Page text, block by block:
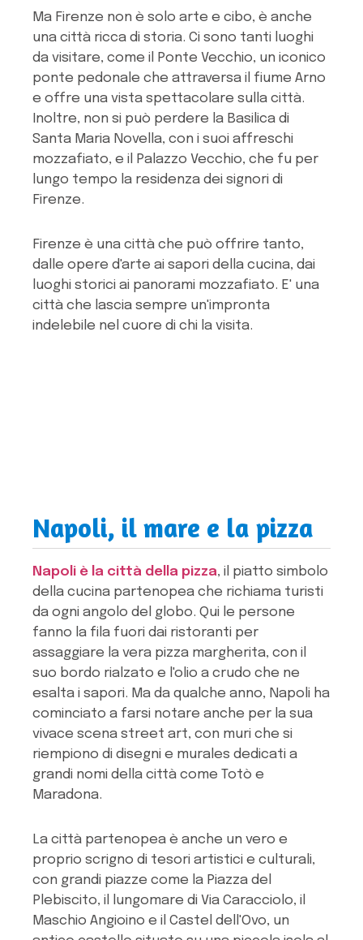
Ma Firenze non è solo arte e cibo, è anche
una città ricca di storia. Ci sono tanti luoghi
da visitare, come il Ponte Vecchio, un iconico
ponte pedonale che attraversa il fiume Arno
e offre una vista spettacolare sulla città.
Inoltre, non si può perdere la Basilica di
Santa Maria Novella, con i suoi affreschi
mozzafiato, e il Palazzo Vecchio, che fu per
lungo tempo la residenza dei signori di
Firenze.
Firenze è una città che può offrire tanto,
dalle opere d'arte ai sapori della cucina, dai
luoghi storici ai panorami mozzafiato. E' una
città che lascia sempre un'impronta
indelebile nel cuore di chi la visita.
Napoli, il mare e la pizza
Napoli è la città della pizza, il piatto simbolo
della cucina partenopea che richiama turisti
da ogni angolo del globo. Qui le persone
fanno la fila fuori dai ristoranti per
assaggiare la vera pizza margherita, con il
suo bordo rialzato e l'olio a crudo che ne
esalta i sapori. Ma da qualche anno, Napoli ha
cominciato a farsi notare anche per la sua
vivace scena street art, con muri che si
riempiono di disegni e murales dedicati a
grandi nomi della città come Totò e
Maradona.
La città partenopea è anche un vero e
proprio scrigno di tesori artistici e culturali,
con grandi piazze come la Piazza del
Plebiscito, il lungomare di Via Caracciolo, il
Maschio Angioino e il Castel dell'Ovo, un